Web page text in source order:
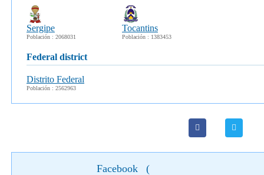
Sergipe
Población : 2068031
Tocantins
Población : 1383453
federal district
Distrito Federal
Población : 2562963
Facebook (